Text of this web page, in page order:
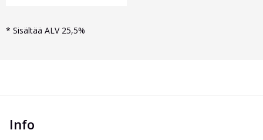
* Sisältää ALV 25,5%
Info